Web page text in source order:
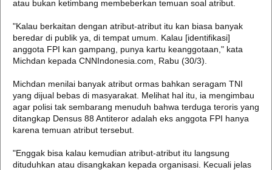
atau bukan ketimbang membeberkan temuan soal atribut.
"Kalau berkaitan dengan atribut-atribut itu kan biasa banyak
beredar di publik ya, di tempat umum. Kalau [identifikasi]
anggota FPI kan gampang, punya kartu keanggotaan," kata
Michdan kepada CNNIndonesia.com, Rabu (30/3).
Michdan menilai banyak atribut ormas bahkan seragam TNI
yang dijual bebas di masyarakat. Melihat hal itu, ia mengimbau
agar polisi tak sembarang menuduh bahwa terduga teroris yang
ditangkap Densus 88 Antiteror adalah eks anggota FPI hanya
karena temuan atribut tersebut.
"Enggak bisa kalau kemudian atribut-atribut itu langsung
dituduhkan atau disangkakan kepada organisasi. Kecuali jelas